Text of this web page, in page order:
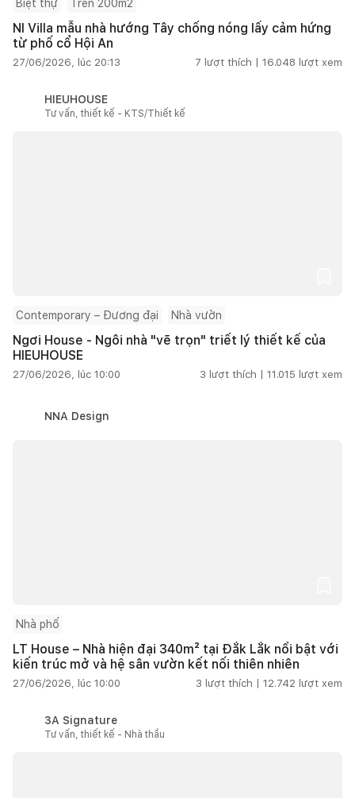
Biệt thự Trên 200m2
NI Villa mẫu nhà hướng Tây chống nóng lấy cảm hứng
từ phố cổ Hội An
27/06/2026, lúc 20:13 7 lượt thích | 16.048 lượt xem
HIEUHOUSE
Tư vấn, thiết kế - KTS/Thiết kế
Contemporary – Đương đại Nhà vườn
Ngơi House - Ngôi nhà "vẽ trọn" triết lý thiết kế của
HIEUHOUSE
27/06/2026, lúc 10:00 3 lượt thích | 11.015 lượt xem
NNA Design
Nhà phố
LT House – Nhà hiện đại 340m² tại Đắk Lắk nổi bật với
kiến trúc mở và hệ sân vườn kết nối thiên nhiên
27/06/2026, lúc 10:00 3 lượt thích | 12.742 lượt xem
3A Signature
Tư vấn, thiết kế - Nhà thầu